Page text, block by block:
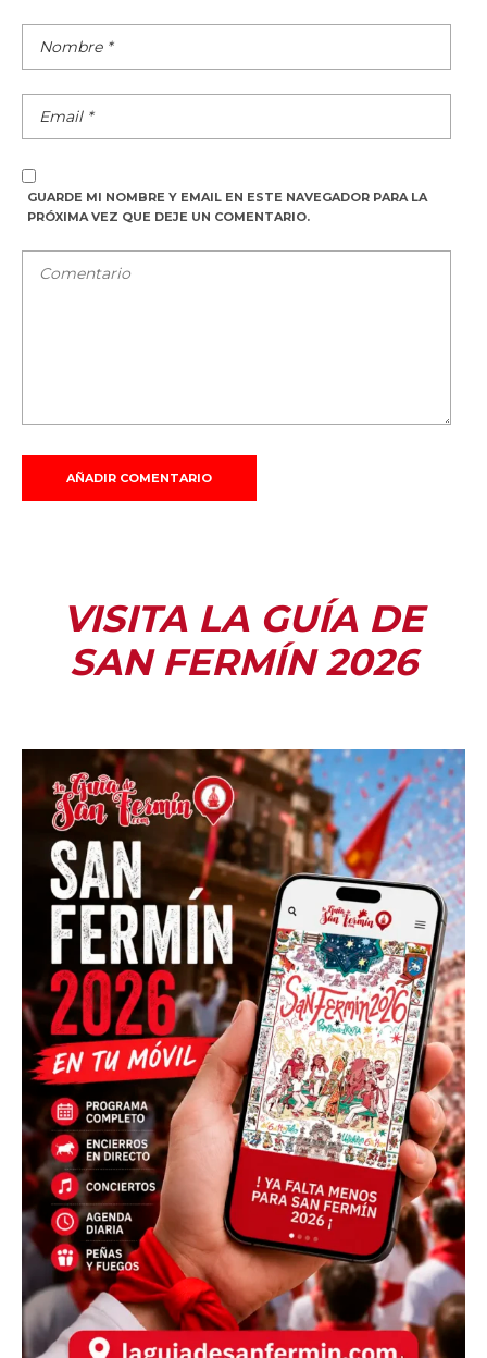
GUARDE MI NOMBRE Y EMAIL EN ESTE NAVEGADOR PARA LA
PRÓXIMA VEZ QUE DEJE UN COMENTARIO.
VISITA LA GUÍA DE
SAN FERMÍN 2026